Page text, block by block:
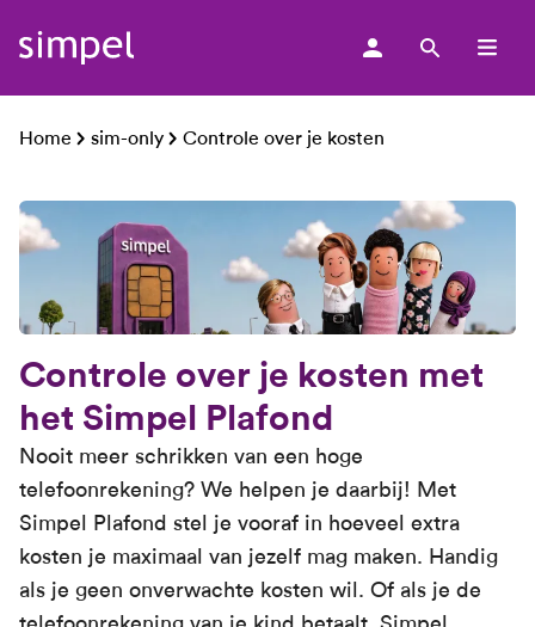
Home sim-only Controle over je kosten
Controle over je kosten met
het Simpel Plafond
Nooit meer schrikken van een hoge
telefoonrekening? We helpen je daarbij! Met
Simpel Plafond stel je vooraf in hoeveel extra
kosten je maximaal van jezelf mag maken. Handig
als je geen onverwachte kosten wil. Of als je de